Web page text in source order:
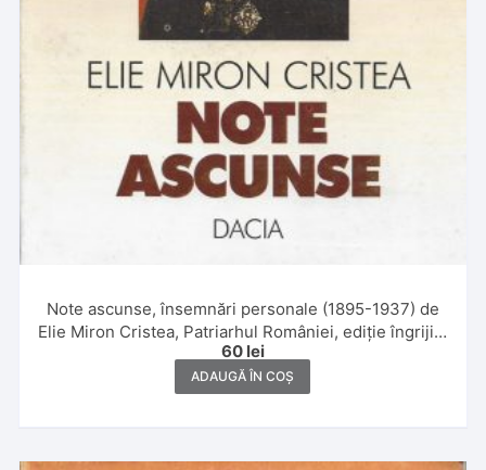
Note ascunse, însemnări personale (1895-1937) de
Elie Miron Cristea, Patriarhul României, ediție îngrijită
și notă asupra ediției de Maria și Pamfil Bilțiu, cuvânt
înainte, note științifice, comentarii de Gheorghe
Bodea, 1999, Cluj-Napoca
60 lei
ADAUGĂ ÎN COȘ